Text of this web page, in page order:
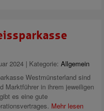
2024 | Kategorie: Allgemein
Westmünsterland sind
Marktführer in ihrem jeweiligen
es eine gute
Mehr lesen